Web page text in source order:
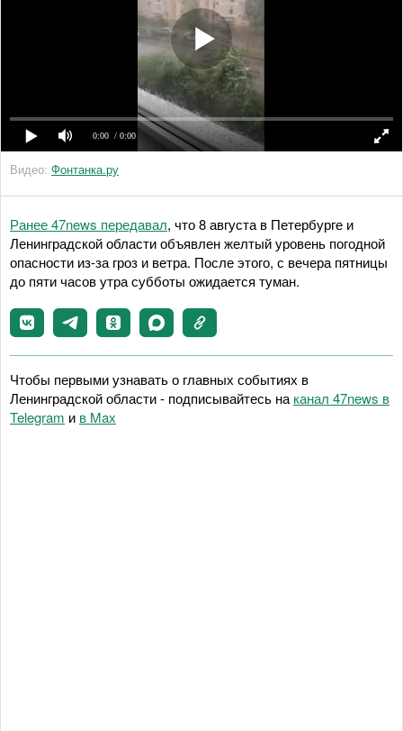
0:00 / 0:00
Видео: Фонтанка.ру
Ранее 47news передавал, что 8 августа в Петербурге и
Ленинградской области объявлен желтый уровень погодной
опасности из-за гроз и ветра. После этого, с вечера пятницы
до пяти часов утра субботы ожидается туман.
Чтобы первыми узнавать о главных событиях в
Ленинградской области - подписывайтесь наканал 47news в
Telegram и в Maх